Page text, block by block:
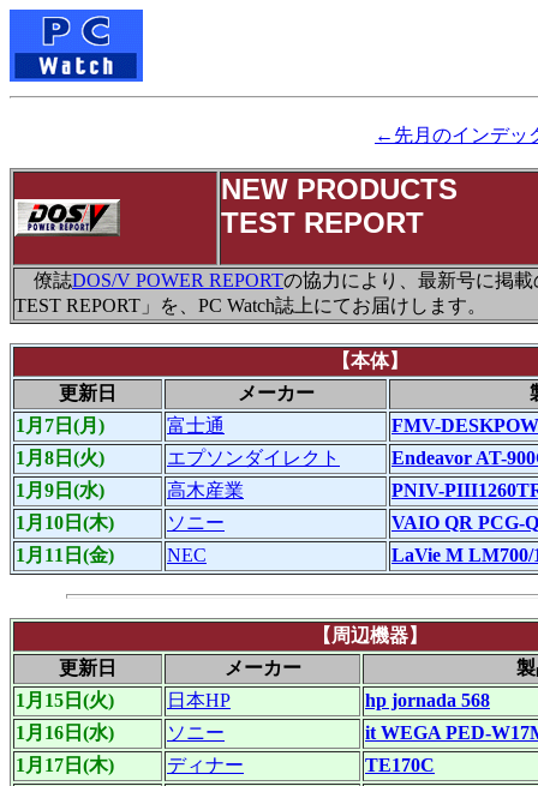
←先月のインデッ
NEW PRODUCTS
TEST REPORT
僚誌DOS/V POWER REPORTの協力により、最新号に掲載
TEST REPORT」を、PC Watch誌上にてお届けします。
【本体】
更新日
メーカー
1月7日(月)
富士通
FMV-
1月8日(火)
エプソンダイレクト
Endeavor AT-
1月9日(水)
高木産業
PNIV-
1月10日(木)
ソニー
VAIO QR PCG-
1月11日(金)
NEC LaVie M LM700/
【周辺機器】
更新日
メーカー
1月15日(火)
日本HP
hp jornada 568
1月16日(水)
ソニー
it WEGA PED-
1月17日(木)
ディナー
TE170C